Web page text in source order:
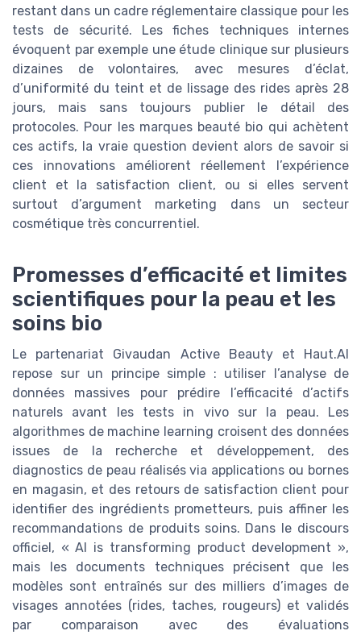
restant dans un cadre réglementaire classique pour les
tests de sécurité. Les fiches techniques internes
évoquent par exemple une étude clinique sur plusieurs
dizaines de volontaires, avec mesures d’éclat,
d’uniformité du teint et de lissage des rides après 28
jours, mais sans toujours publier le détail des
protocoles. Pour les marques beauté bio qui achètent
ces actifs, la vraie question devient alors de savoir si
ces innovations améliorent réellement l’expérience
client et la satisfaction client, ou si elles servent
surtout d’argument marketing dans un secteur
cosmétique très concurrentiel.
Promesses d’efficacité et limites
scientifiques pour la peau et les
soins bio
Le partenariat Givaudan Active Beauty et Haut.AI
repose sur un principe simple : utiliser l’analyse de
données massives pour prédire l’efficacité d’actifs
naturels avant les tests in vivo sur la peau. Les
algorithmes de machine learning croisent des données
issues de la recherche et développement, des
diagnostics de peau réalisés via applications ou bornes
en magasin, et des retours de satisfaction client pour
identifier des ingrédients prometteurs, puis affiner les
recommandations de produits soins. Dans le discours
officiel, « AI is transforming product development »,
mais les documents techniques précisent que les
modèles sont entraînés sur des milliers d’images de
visages annotées (rides, taches, rougeurs) et validés
par comparaison avec des évaluations